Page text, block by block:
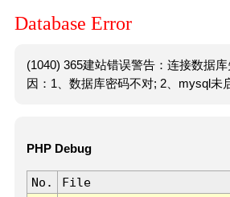
Database Error
(1040) 365建站错误警告：连接数据
因：1、数据库密码不对; 2、mysql未
PHP Debug
No. File